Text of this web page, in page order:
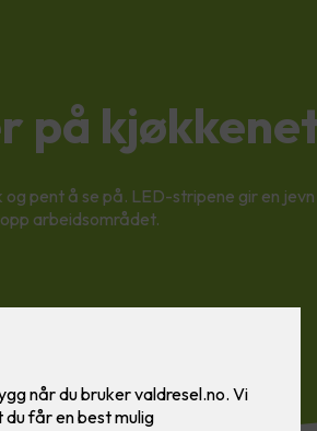
på
pent å se på. LED-stripene gir en jevn
arbeidsområdet.